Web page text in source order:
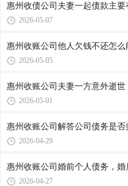
惠州收债公司​夫妻一起债款主要
2026-05-07
惠州收账公司​他人欠钱不还怎么
2026-05-05
惠州收账公司​夫妻一方意外逝
2026-05-01
惠州收账公司​解答公司债务是否
2026-04-29
惠州收账公司​婚前个人债务，
2026-04-27